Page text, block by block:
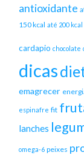
antioxidante
150 kcal até 200 kcal
cardapio chocolate
dicas
emagrecer
espinafre fit
lanches
omega-6 peixes